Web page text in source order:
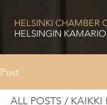
HELSINKI CHAMBER
HELSINGIN
Post
ALL POSTS / KAIKKI